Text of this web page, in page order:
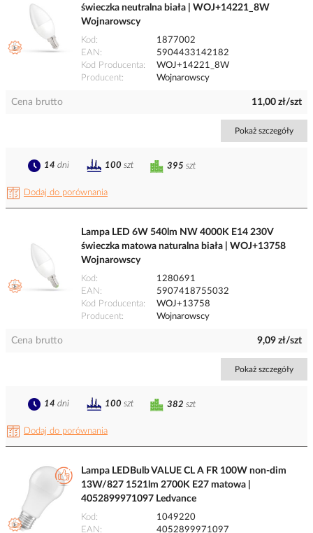
świeczka neutralna biała | WOJ+14221_8W
Wojnarowscy
Kod
1877002
EAN
5904433142182
Kod Producenta
WOJ+14221_8W
Producent
Wojnarowscy
Cena brutto 11,00 zł/szt
Pokaż szczegóły
Dodaj do porównania
395 szt
14 dni 100 szt
Lampa LED 6W 540lm NW 4000K E14 230V
świeczka matowa naturalna biała | WOJ+13758
Wojnarowscy
Kod
1280691
EAN
5907418755032
Kod Producenta
WOJ+13758
Producent
Wojnarowscy
Cena brutto 9,09 zł/szt
Pokaż szczegóły
Dodaj do porównania
382 szt
14 dni 100 szt
Lampa LEDBulb VALUE CL A FR 100W non-dim
13W/827 1521lm 2700K E27 matowa |
4052899971097 Ledvance
Kod
1049220
EAN
4052899971097